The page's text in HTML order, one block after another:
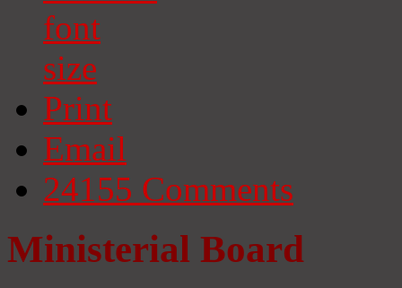
Print
Email
24155 Comments
Ministerial Board